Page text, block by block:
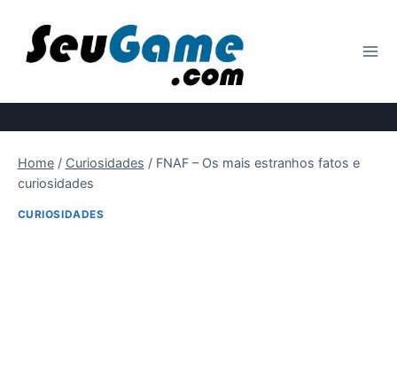
Home / Curiosidades / FNAF – Os mais estranhos fatos e
curiosidades
CURIOSIDADES